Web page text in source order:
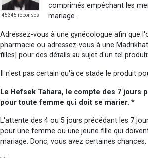
45345 réponses
comprimés empêchant les
mariage.
Adressez-vous à une gynécologue afin que
pharmacie ou adressez-vous à une
filles] pour des détails au sujet d'un tel produit.
Il n'est pas certain qu'à ce stade le produit
Le Hefsek Tahara, le compte des 7
pour toute femme qui doit se marier. *
L'attente des 4 ou 5 jours précédant les 7
pour une femme ou une jeune fille qui
mariage. Donc, vous avez certaines chances.